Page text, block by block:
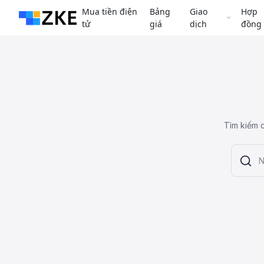
Mua tiền điện
tử
Bảng
giá
Giao
dịch
Hợp
đồng
Tìm kiếm